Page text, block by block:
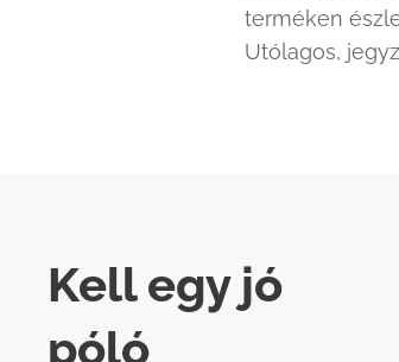
terméken
Utólagos,
Kell egy jó
póló